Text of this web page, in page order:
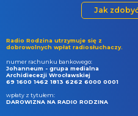
Jak
Radio Rodzina utrzymuje się z
dobrowolnych wpłat radiosłuchaczy.
numer rachunku bankowego:
Johanneum - grupa medialna
Archidiecezji Wrocławskiej
69 1600 1462 1813 6262 6000 0001
wpłaty z tytułem:
DAROWIZNA NA RADIO RODZINA